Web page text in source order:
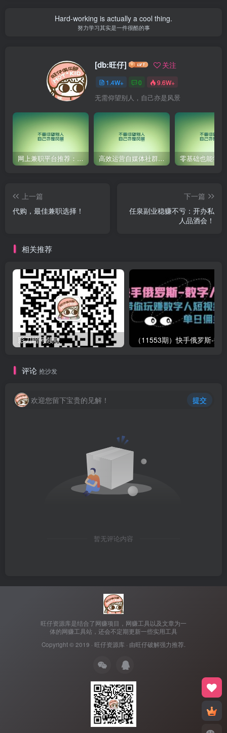
Hard-working is actually a cool thing.
努力学习其实是一件很酷的事
[db:旺仔] 关注
1.4W+ 0 9.6W+
无需仰望别人，自己亦是风景
网上兼职平台推荐：国外网赚任务！ 高效运营自媒体社群，让内容更有价值！
上一篇
代购，最佳兼职选择！
下一篇
任泉副业稳赚不亏：开办私
人品酒会！
相关推荐
影刀暗号领取
评论 抢沙发
欢迎您留下宝贵的见解！ 提交
暂无评论内容
旺仔资源库是结合了网赚项目，网赚工具以及文章为一
体的网赚工具站，还会不定期更新一些实用工具
Copyright © 2019 · 旺仔资源库 · 由旺仔破解强力推荐.